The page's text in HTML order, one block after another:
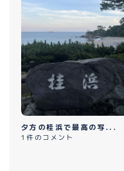
夕方の桂浜で最高の写...
1件のコメント